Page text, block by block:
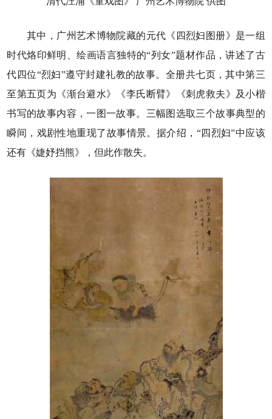
其中，广州艺术博物院藏的元代《四烈妇图册》是一组
时代烙印鲜明、绘画语言独特的“列女”题材作品，讲述了古
代四位“烈妇”遵守封建礼教的故事。全册共七页，其中第三
至第五页为《渐台避水》《李氏断臂》《刺虎救夫》及小楷
书写的故事内容，一图一故事。三幅图选取三个故事典型的
瞬间，戏剧性地重现了故事情景。据介绍，“四烈妇”中应该
还有《婕妤挡熊》，但此作散失。